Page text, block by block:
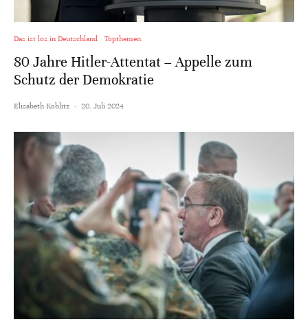
Das ist los in Deutschland Topthemen
80 Jahre Hitler-Attentat – Appelle zum
Schutz der Demokratie
Elisabeth Koblitz · 20. Juli 2024